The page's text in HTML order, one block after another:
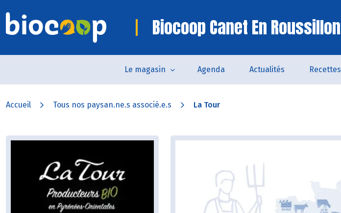
Biocoop Canet En Roussillon
Le magasin Agenda Actualités Recettes
Accueil Tous nos paysan.ne.s associé.e.s La Tour